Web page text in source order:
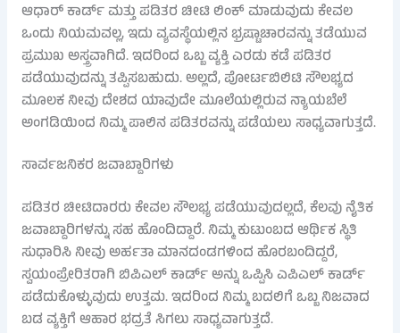
ಆಧಾರ್ ಕಾರ್ಡ್ ಮತ್ತು ಪಡಿತರ ಚೀಟಿ ಲಿಂಕ್ ಮಾಡುವುದು ಕೇವಲ
ಒಂದು ನಿಯಮವಲ್ಲ, ಇದು ವ್ಯವಸ್ಥೆಯಲ್ಲಿನ ಭ್ರಷ್ಟಾಚಾರವನ್ನು ತಡೆಯುವ
ಪ್ರಮುಖ ಅಸ್ತ್ರವಾಗಿದೆ. ಇದರಿಂದ ಒಬ್ಬ ವ್ಯಕ್ತಿ ಎರಡು ಕಡೆ ಪಡಿತರ
ಪಡೆಯುವುದನ್ನು ತಪ್ಪಿಸಬಹುದು. ಅಲ್ಲದೆ, ಪೋರ್ಟಬಿಲಿಟಿ ಸೌಲಭ್ಯದ
ಮೂಲಕ ನೀವು ದೇಶದ ಯಾವುದೇ ಮೂಲೆಯಲ್ಲಿರುವ ನ್ಯಾಯಬೆಲೆ
ಅಂಗಡಿಯಿಂದ ನಿಮ್ಮ ಪಾಲಿನ ಪಡಿತರವನ್ನು ಪಡೆಯಲು ಸಾಧ್ಯವಾಗುತ್ತದೆ.
ಸಾರ್ವಜನಿಕರ ಜವಾಬ್ದಾರಿಗಳು
ಪಡಿತರ ಚೀಟಿದಾರರು ಕೇವಲ ಸೌಲಭ್ಯ ಪಡೆಯುವುದಲ್ಲದೆ, ಕೆಲವು ನೈತಿಕ
ಜವಾಬ್ದಾರಿಗಳನ್ನು ಸಹ ಹೊಂದಿದ್ದಾರೆ. ನಿಮ್ಮ ಕುಟುಂಬದ ಆರ್ಥಿಕ ಸ್ಥಿತಿ
ಸುಧಾರಿಸಿ ನೀವು ಅರ್ಹತಾ ಮಾನದಂಡಗಳಿಂದ ಹೊರಬಂದಿದ್ದರೆ,
ಸ್ವಯಂಪ್ರೇರಿತರಾಗಿ ಬಿಪಿಎಲ್ ಕಾರ್ಡ್ ಅನ್ನು ಒಪ್ಪಿಸಿ ಎಪಿಎಲ್ ಕಾರ್ಡ್
ಪಡೆದುಕೊಳ್ಳುವುದು ಉತ್ತಮ. ಇದರಿಂದ ನಿಮ್ಮ ಬದಲಿಗೆ ಒಬ್ಬ ನಿಜವಾದ
ಬಡ ವ್ಯಕ್ತಿಗೆ ಆಹಾರ ಭದ್ರತೆ ಸಿಗಲು ಸಾಧ್ಯವಾಗುತ್ತದೆ.